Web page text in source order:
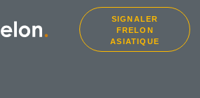
SIGNALER
FRELON
ASIATIQUE